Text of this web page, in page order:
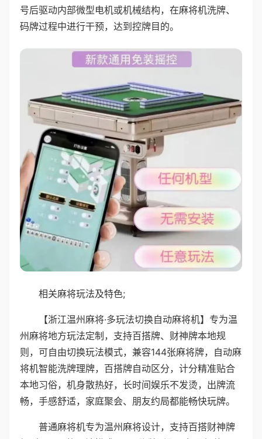
号后驱动内部微型电机或机械结构，在麻将机洗牌、
码牌过程中进行干预，达到控牌目的。
相关麻将玩法及特色;
【浙江温州麻将·多玩法切换自动麻将机】专为温
州麻将地方玩法定制，支持百搭牌、财神牌本地规
则，可自由切换玩法模式，兼容144张麻将牌，自动麻
将机智能洗牌理牌，百搭牌自动区分，计分精准贴合
本地习俗，机身散热好，长时间娱乐不发烫，出牌流
畅，手感舒适，家庭聚会、朋友约局都能畅快玩牌。
普通麻将机专为温州麻将设计，支持百搭财神牌